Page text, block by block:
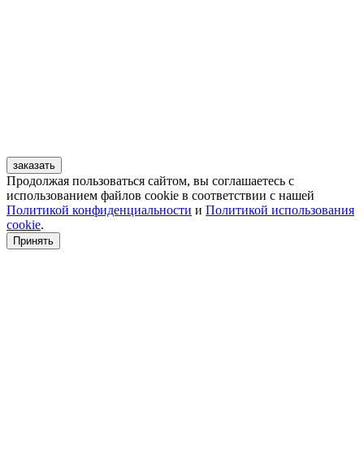
заказать
Продолжая пользоваться сайтом, вы соглашаетесь с
использованием файлов cookie в соответствии с нашей
Политикой конфиденциальности и Политикой использования
cookie.
Принять